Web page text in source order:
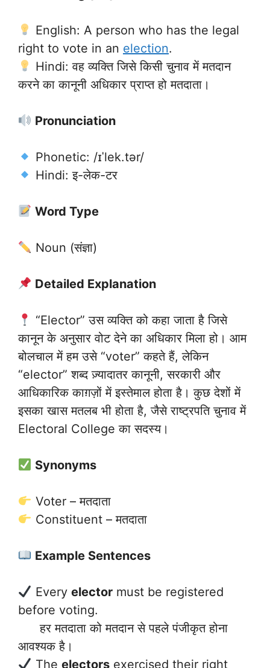
English: A person who has the legal
right to vote in an election.
Hindi: वह व्यक्ति जिसे किसी चुनाव में मतदान
करने का कानूनी अधिकार प्राप्त हो मतदाता।
Pronunciation
Phonetic: /ɪˈlek.tər/
Hindi: इ-लेक-टर
Word Type
Noun (संज्ञा)
Detailed Explanation
“Elector” उस व्यक्ति को कहा जाता है जिसे
कानून के अनुसार वोट देने का अधिकार मिला हो। आम
बोलचाल में हम उसे “voter” कहते हैं, लेकिन
“elector” शब्द ज़्यादातर कानूनी, सरकारी और
आधिकारिक काग़ज़ों में इस्तेमाल होता है। कुछ देशों में
इसका खास मतलब भी होता है, जैसे राष्ट्रपति चुनाव में
Electoral College का सदस्य।
Synonyms
Voter – मतदाता
Constituent – मतदाता
Example Sentences
Every electormust be registered
before voting.
हर मतदाता को मतदान से पहले पंजीकृत होना
आवश्यक है।
The electorsexercised their right